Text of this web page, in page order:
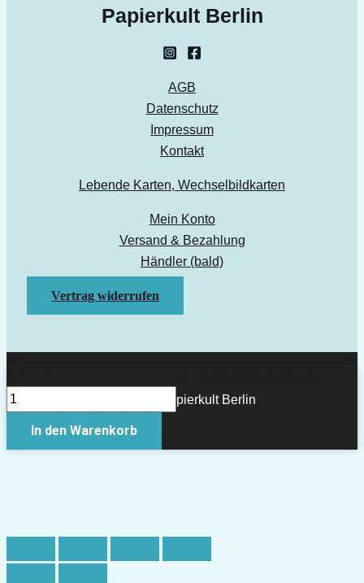
Papierkult Berlin
AGB
Datenschutz
Impressum
Kontakt
Lebende Karten, Wechselbildkarten
Mein Konto
Versand & Bezahlung
Händler (bald)
Vertrag widerrufen
Copyright © 2026 Papierkult Berlin
In den Warenkorb